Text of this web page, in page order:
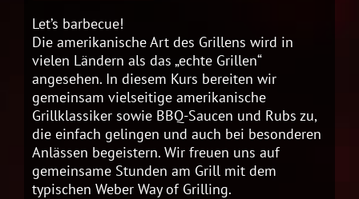
Let’s barbecue!
Die amerikanische Art des Grillens wird in
vielen Ländern als das „echte Grillen“
angesehen. In diesem Kurs bereiten wir
gemeinsam vielseitige amerikanische
Grillklassiker sowie BBQ-Saucen und Rubs zu,
die einfach gelingen und auch bei besonderen
Anlässen begeistern. Wir freuen uns auf
gemeinsame Stunden am Grill mit dem
typischen Weber Way of Grilling.